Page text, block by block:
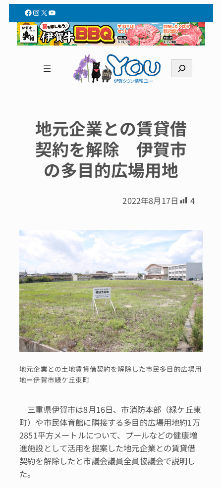
Facebook
Instagram
X YouTube
索
地元企業との賃貸借
契約を解除 伊賀市
の多目的広場用地
2022年8月17日 4
地元企業との土地賃貸借契約を解除した市民多目的広場用
地＝伊賀市緑ケ丘東町
三重県伊賀市は8月16日、市消防本部（緑ケ丘東
町）や市民体育館に隣接する多目的広場用地約1万
2851平方メートルについて、プールなどの健康増
進施設として活用を提案した地元企業との賃貸借
契約を解除したと市議会議員全員協議会で説明し
た。